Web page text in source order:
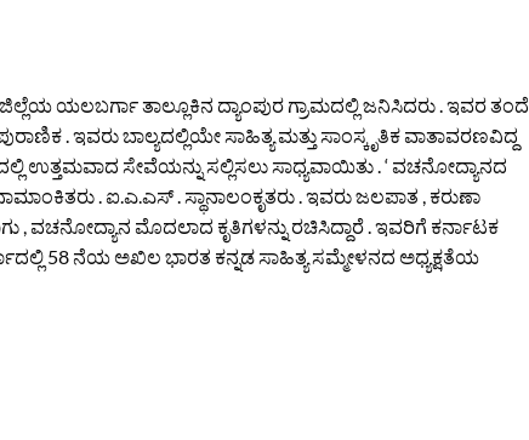
ಜಿಲ್ಲೆಯ ಯಲಬರ್ಗಾ ತಾಲ್ಲೂಕಿನ ದ್ಯಾಂಪುರ ಗ್ರಾಮದಲ್ಲಿ ಜನಿಸಿದರು . ಇವರ ತಂದೆ
. ಇವರು ಬಾಲ್ಯದಲ್ಲಿಯೇ ಸಾಹಿತ್ಯ ಮತ್ತು ಸಾಂಸ್ಕೃತಿಕ ವಾತಾವರಣವಿದ್ದ
ಉತ್ತಮವಾದ ಸೇವೆಯನ್ನು ಸಲ್ಲಿಸಲು ಸಾಧ್ಯವಾಯಿತು . ‘ ವಚನೋದ್ಯಾನದ
. ಐ.ಎ.ಎಸ್ . ಸ್ಥಾನಾಲಂಕೃತರು . ಇವರು ಜಲಪಾತ , ಕರುಣಾ
ವಚನೋದ್ಯಾನ ಮೊದಲಾದ ಕೃತಿಗಳನ್ನು ರಚಿಸಿದ್ದಾರೆ . ಇವರಿಗೆ ಕರ್ನಾಟಕ
58 ನೆಯ ಅಖಿಲ ಭಾರತ ಕನ್ನಡ ಸಾಹಿತ್ಯ ಸಮ್ಮೇಳನದ ಅಧ್ಯಕ್ಷತೆಯ